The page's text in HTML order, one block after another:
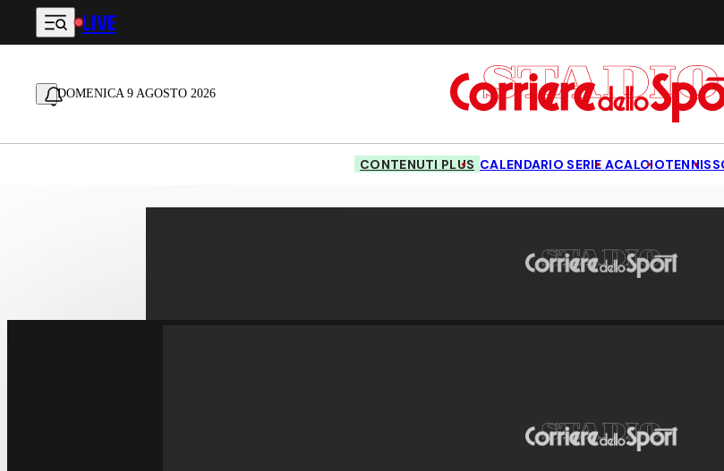
Vai al contenuto principale
LIVE
DOMENICA 9 AGOSTO 2026
CONTENUTI PLUS CALENDARIO SERIE ACALCIOTENNIS